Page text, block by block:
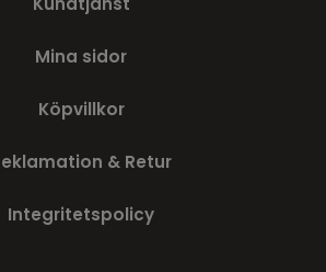
Mina sidor
Köpvillkor
& Retur
Integritetspolicy